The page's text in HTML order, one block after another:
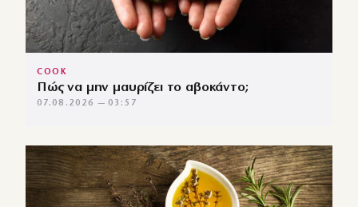
COOK
Πώς να μην μαυρίζει το αβοκάντο;
07.08.2026 — 03:57